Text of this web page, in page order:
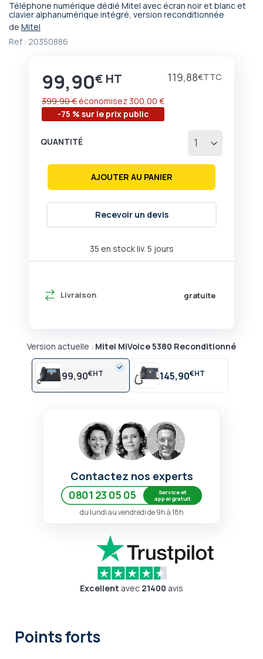
Téléphone numérique dédié Mitel avec écran noir et blanc et
clavier alphanumérique intégré, version reconditionnée
de Mitel
Ref : 20350886
Prix
99,90€ 119,88€
-75 % sur le prix public
399,90 € économisez 300,00 €
35 en stock liv. 5 jours
Livraison gratuite
QUANTITÉ
AJOUTER AU PANIER
Recevoir un devis
Version actuelle : Mitel MiVoice 5380 Reconditionné
99,90€ 145,90€
Passer
au
de
d’images
Contactez nos experts
0801 23 05 05
Service et
appel gratuit
du lundi au vendredi de 9h à 18h
Excellent avec 21400 avis
Points forts